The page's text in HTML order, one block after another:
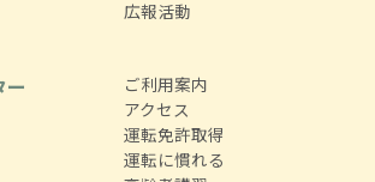
広報活動
ー
ご利用案内
アクセス
運転免許取得
運転に慣れる